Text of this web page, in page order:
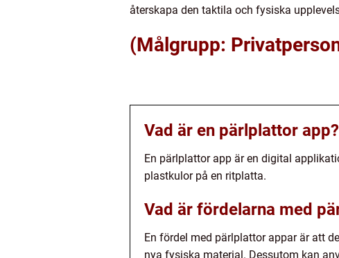
återskapa den taktila och fysiska
(Målgrupp:
Vad är en pärlplattor app?
En pärlplattor app är en digital
plastkulor på en ritplatta.
Vad är fördelarna med
En fördel med pärlplattor appar är att
nya fysiska material. Dessutom kan